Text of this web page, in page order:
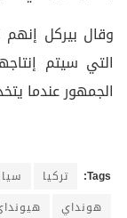
وقال بيركل إنهم
التي سيتم
الجمهور عندما
Tags: تركيا
هونداي